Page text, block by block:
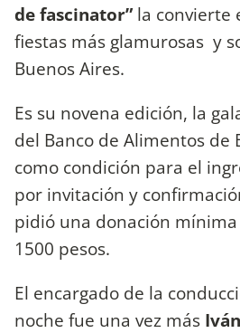
de fascinator”la convierte
fiestas más glamurosas y
Buenos Aires.
Es su novena edición, la
del Banco de Alimentos de
como condición para el
por invitación y
pidió una donación
1500 pesos.
El encargado de la
noche fue una vez más